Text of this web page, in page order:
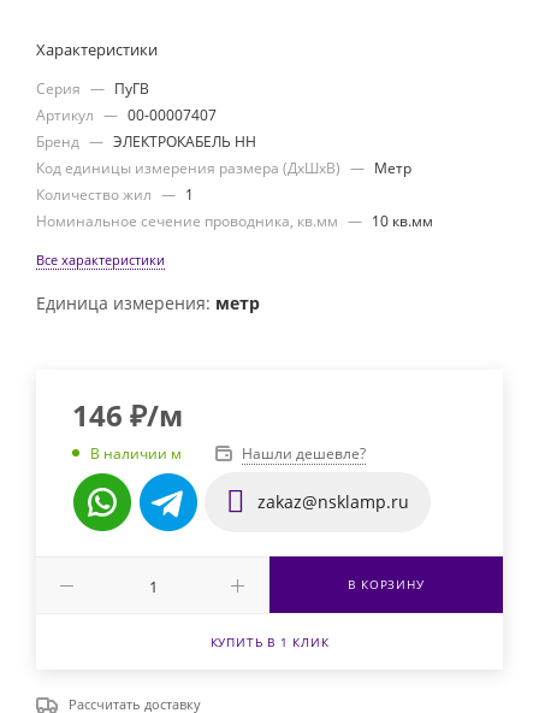
Характеристики
Серия — ПуГВ
Артикул — 00-00007407
Бренд — ЭЛЕКТРОКАБЕЛЬ НН
Код единицы измерения размера (ДхШхВ) — Метр
Количество жил — 1
Номинальное сечение проводника, кв.мм — 10 кв.мм
Все характеристики
Единица измерения: метр
146 ₽/м
В наличии м Нашли дешевле?
zakaz@nsklamp.ru
В КОРЗИНУ
КУПИТЬ В 1 КЛИК
Рассчитать доставку